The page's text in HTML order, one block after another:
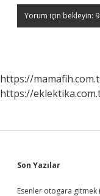
https://
https://
Sidebar
Son Yazılar
Esenler otogara